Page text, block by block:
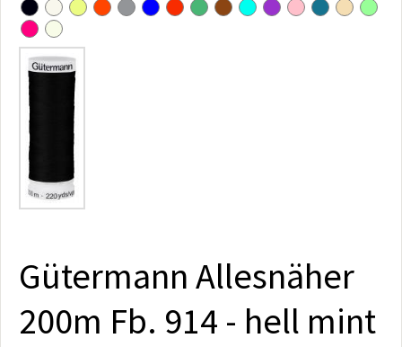
Gütermann Allesnäher
200m Fb. 914 - hell mint